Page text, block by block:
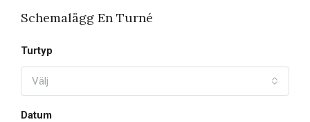
Schemalägg En Turné
Turtyp
Välj
Datum